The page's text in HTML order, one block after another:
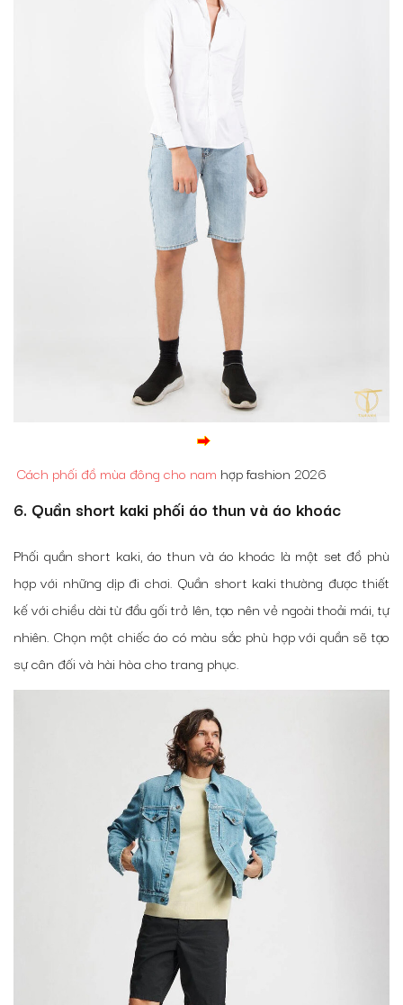
Cách phối đồ mùa đông cho nam hợp fashion 2026
6. Quần short kaki phối áo thun và áo khoác
Phối quần short kaki, áo thun và áo khoác là một set đồ phù
hợp với những dịp đi chơi. Quần short kaki thường được thiết
kế với chiều dài từ đầu gối trở lên, tạo nên vẻ ngoài thoải mái, tự
nhiên. Chọn một chiếc áo có màu sắc phù hợp với quần sẽ tạo
sự cân đối và hài hòa cho trang phục.